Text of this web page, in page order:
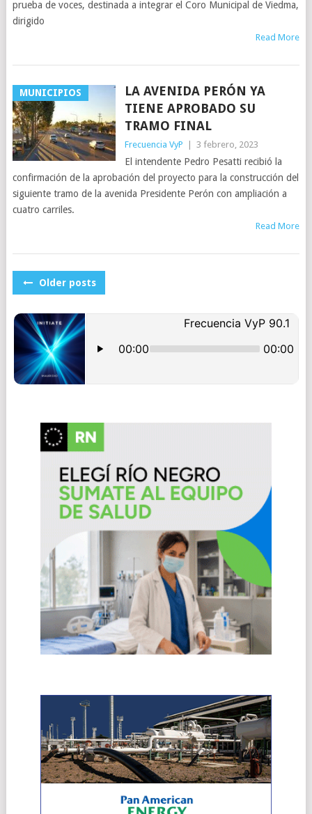
prueba de voces, destinada a integrar el Coro Municipal de Viedma,
dirigido
Read More
MUNICIPIOS
LA AVENIDA PERÓN YA
TIENE APROBADO SU
TRAMO FINAL
Frecuencia VyP 3 febrero, 2023
El intendente Pedro Pesatti recibió la
confirmación de la aprobación del proyecto para la construcción del
siguiente tramo de la avenida Presidente Perón con ampliación a
cuatro carriles.
Read More
POSTS
Older posts